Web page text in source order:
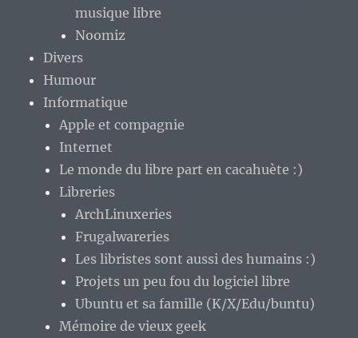
musique libre
Noomiz
Divers
Humour
Informatique
Apple et compagnie
Internet
Le monde du libre part en cacahuète :)
Libreries
ArchLinuxeries
Frugalwareries
Les libristes sont aussi des humains :)
Projets un peu fou du logiciel libre
Ubuntu et sa famille (K/X/Edu/buntu)
Mémoire de vieux geek